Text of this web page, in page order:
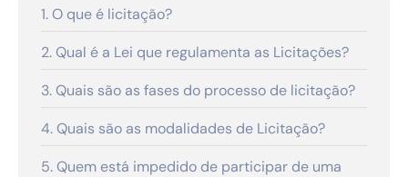
1. O que é licitação?
2. Qual é a Lei que regulamenta as Licitações?
3. Quais são as fases do processo de licitação?
4. Quais são as modalidades de Licitação?
5. Quem está impedido de participar de uma